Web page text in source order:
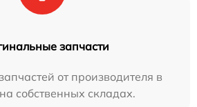
запчасти
от производителя в
собственных складах.